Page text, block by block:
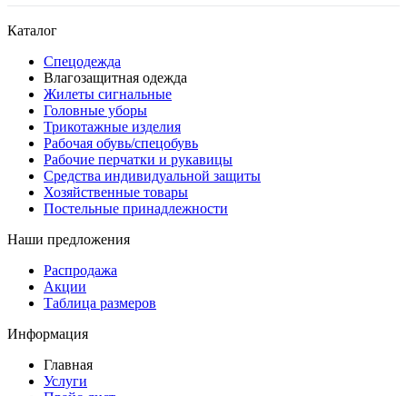
Каталог
Спецодежда
Влагозащитная одежда
Жилеты сигнальные
Головные уборы
Трикотажные изделия
Рабочая обувь/спецобувь
Рабочие перчатки и рукавицы
Средства индивидуальной защиты
Хозяйственные товары
Постельные принадлежности
Наши предложения
Распродажа
Акции
Таблица размеров
Информация
Главная
Услуги